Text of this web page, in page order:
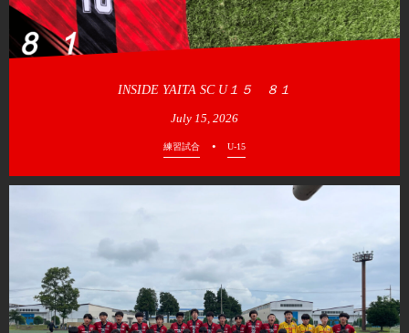
INSIDE YAITA SC U１５ ８１
July 15 2026
練習試合 U-15